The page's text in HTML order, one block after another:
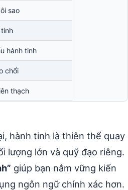
sao
hành tinh
chổi
thạch
hành tinh là thiên thể quay
lượng lớn và quỹ đạo riêng.
giúp bạn nắm vững kiến
ngôn ngữ chính xác hơn.